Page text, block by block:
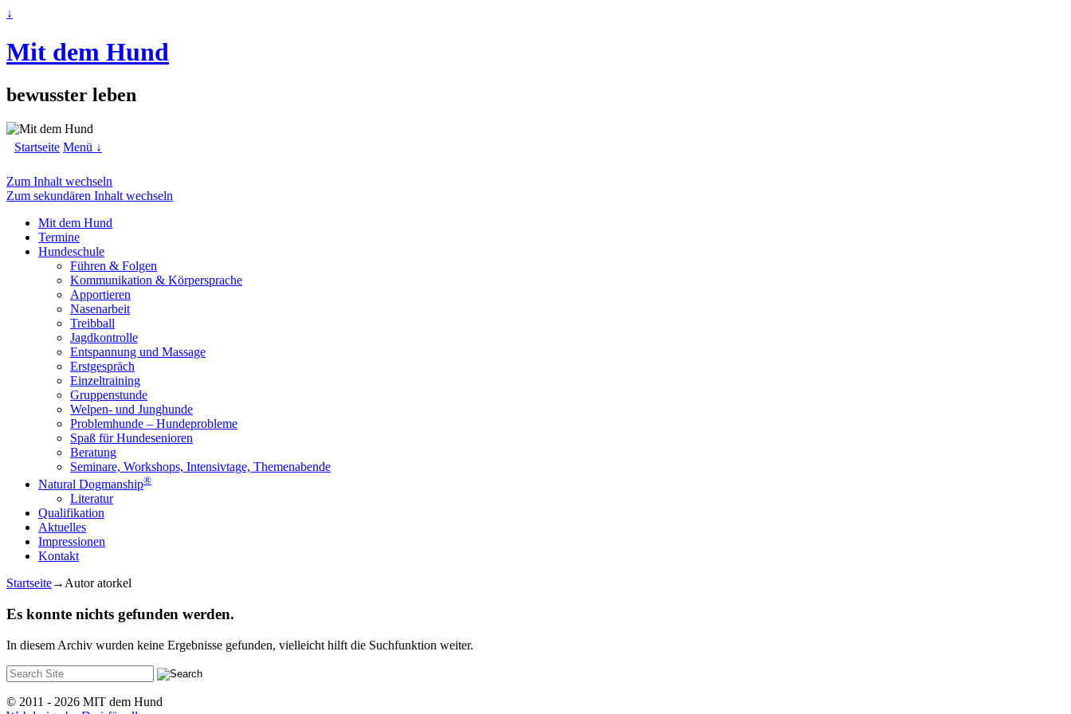
↓
Mit dem Hund
bewusster leben
Startseite Menü ↓
Zum Inhalt wechseln
Zum sekundären Inhalt wechseln
Mit dem Hund
Termine
Hundeschule
Führen & Folgen
Kommunikation & Körpersprache
Apportieren
Nasenarbeit
Treibball
Jagdkontrolle
Entspannung und Massage
Erstgespräch
Einzeltraining
Gruppenstunde
Welpen- und Junghunde
Problemhunde – Hundeprobleme
Spaß für Hundesenioren
Beratung
Seminare, Workshops, Intensivtage, Themenabende
Natural Dogmanship®
Literatur
Qualifikation
Aktuelles
Impressionen
Kontakt
Startseite→Autoratorkel
Es konnte nichts gefunden werden.
In diesem Archiv wurden keine Ergebnisse gefunden, vielleicht hilft die Suchfunktion weiter.
Suche
nach:
© 2011 - 2026 MIT dem Hund